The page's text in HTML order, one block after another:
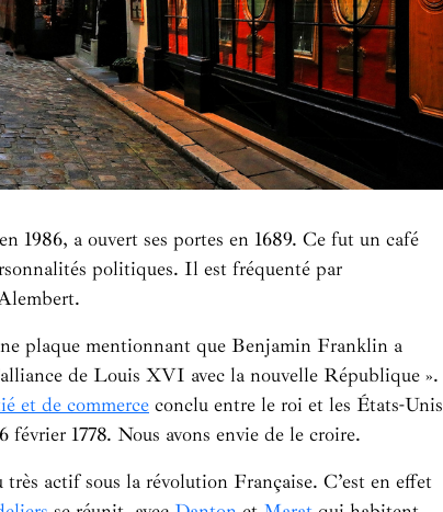
1986, a ouvert ses portes en 1689. Ce fut un café
politiques. Il est fréquenté par
plaque mentionnant que Benjamin Franklin a
de Louis XVI avec la nouvelle République ».
et de commerce conclu entre le roi et les États-Unis
février 1778. Nous avons envie de le croire.
actif sous la révolution Française. C’est en effet